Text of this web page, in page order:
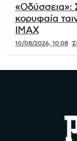
«Οδύσσεια»:
κορυφαία
IMAX
10/08/2026, 10:08